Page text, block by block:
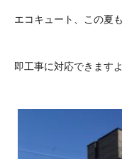
エコキュート、この夏
即工事に対応できます